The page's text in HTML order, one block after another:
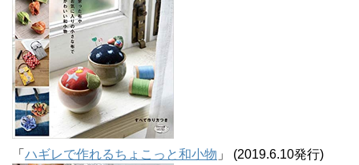
「 ハギレで作れるちょこっと和小物 」 (2019.6.10発行)